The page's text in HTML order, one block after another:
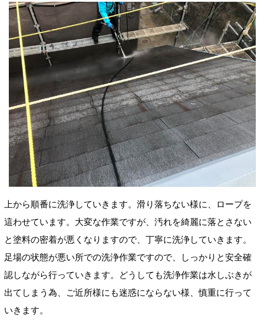
上から順番に洗浄していきます。滑り落ちない様に、ロープを
這わせています。大変な作業ですが、汚れを綺麗に落とさない
と塗料の密着が悪くなりますので、丁寧に洗浄していきます。
足場の状態が悪い所での洗浄作業ですので、しっかりと安全確
認しながら行っていきます。どうしても洗浄作業は水しぶきが
出てしまう為、ご近所様にも迷惑にならない様、慎重に行って
いきます。